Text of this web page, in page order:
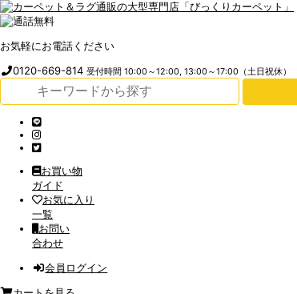
お気軽にお電話ください
0120-669-814受付時間 10:00～12:00, 13:00～17:00（土日祝休）
お買い物
ガイド
お気に入り
一覧
お問い
合わせ
会員ログイン